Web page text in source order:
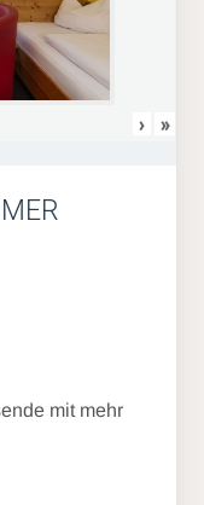
› »
mit mehr